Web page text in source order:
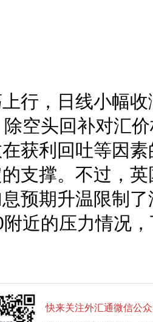
行，日线小幅
空头回补对汇
获利回吐等因
支撑。不过，
预期升温限制
近的压力情况
快来关注外汇通微信公